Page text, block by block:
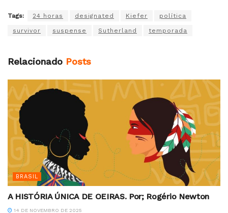
Tags: 24 horas designated Kiefer política
survivor suspense Sutherland temporada
Relacionado Posts
BRASIL
A HISTÓRIA ÚNICA DE OEIRAS. Por; Rogério Newton
14 DE NOVEMBRO DE 2025